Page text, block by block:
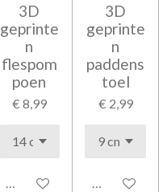
3D
geprinte
n
flespom
poen
€ 8,99
In winkelwagen
3D
geprinte
n
paddens
toel
€ 2,99
In